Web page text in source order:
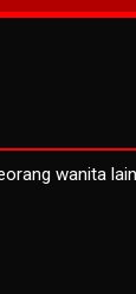
wanita